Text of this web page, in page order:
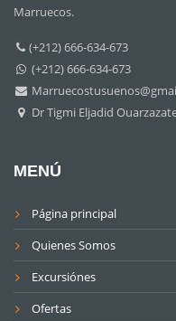
Marruecos.
(+212) 666-634-673
(+212) 666-634-673
Dr Tigmi Eljadid
MENÚ
Página principal
Quienes Somos
Excursiónes
Ofertas